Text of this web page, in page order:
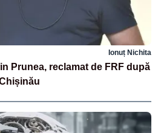
Ionuț Nichita
Prunea, reclamat de FRF după